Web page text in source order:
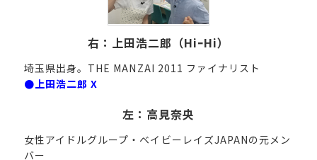
右：上田浩二郎（HiｰHi）
埼玉県出身。THE MANZAI 2011 ファイナリスト
●上田浩二郎 X
左：高見奈央
女性アイドルグループ・ベイビーレイズJAPANの元メン
バー